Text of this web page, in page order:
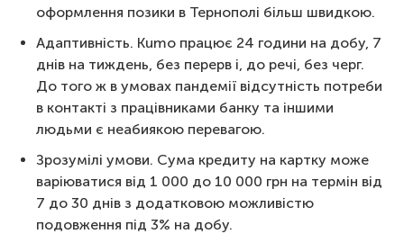
оформлення позики в Тернополі більш швидкою.
Адаптивність. Kumo працює 24 години на добу, 7
днів на тиждень, без перерв і, до речі, без черг.
До того ж в умовах пандемії відсутність потреби
в контакті з працівниками банку та іншими
людьми є неабиякою перевагою.
Зрозумілі умови. Сума кредиту на картку може
варіюватися від 1 000 до 10 000 грн на термін від
7 до 30 днів з додатковою можливістю
подовження під 3% на добу.